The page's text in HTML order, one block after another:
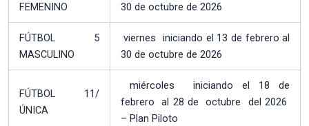
FEMENINO
30 de octubre de 2026
FÚTBOL 5
MASCULINO
viernes iniciando el 13 de febrero al
30 de octubre de 2026
FÚTBOL 11/
ÚNICA
miércoles iniciando el 18 de
febrero al 28 de octubre del 2026
– Plan Piloto